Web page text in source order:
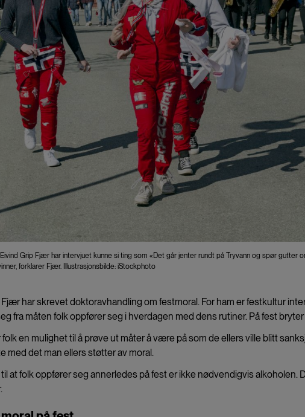
Grip Fjær har intervjuet kunne si ting som «Det går jenter rundt på Tryvann og spør gutter
forklarer Fjær. Illustrasjonsbilde: iStockphoto
Fjær har skrevet doktoravhandling om festmoral. For ham er festkultur
fra måten folk oppfører seg i hverdagen med dens rutiner. På fest
folk en mulighet til å prøve ut måter å være på som de ellers ville blitt
med det man ellers støtter av moral.
at folk oppfører seg annerledes på fest er ikke nødvendigvis alkoholen.